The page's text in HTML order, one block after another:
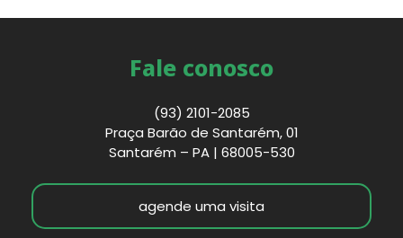
Fale conosco
(93) 2101-2085
Praça Barão de Santarém, 01
Santarém – PA | 68005-530
agende uma visita